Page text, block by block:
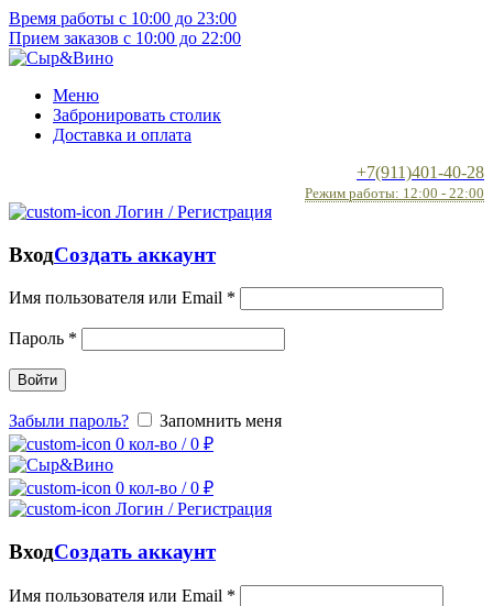
Время работы с 10:00 до 23:00
Прием заказов с 10:00 до 22:00
Меню
Забронировать столик
Доставка и оплата
+7(911)401-40-28
Режим работы: 12:00 - 22:00
Логин / Регистрация
ВходСоздать аккаунт
Имя пользователя или Email *
Пароль *
Войти
Забыли пароль?
Запомнить меня
0 кол-во / 0 ₽
0 кол-во / 0 ₽
Логин / Регистрация
ВходСоздать аккаунт
Имя пользователя или Email *